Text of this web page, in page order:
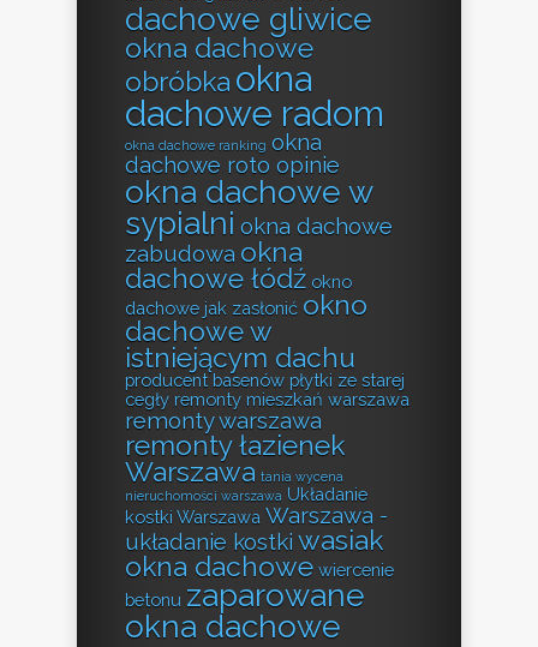
dachowe gliwice
okna dachowe
obróbka okna
dachowe radom
okna dachowe ranking okna
dachowe roto opinie
okna dachowe w
sypialni okna dachowe
zabudowa okna
dachowe łódź okno
dachowe jak zasłonić okno
dachowe w
istniejącym dachu
producent basenów płytki ze starej
cegły remonty mieszkań warszawa
remonty warszawa
remonty łazienek
Warszawa tania wycena
nieruchomości warszawa Układanie
kostki Warszawa Warszawa -
układanie kostki wasiak
okna dachowe wiercenie
betonu zaparowane
okna dachowe